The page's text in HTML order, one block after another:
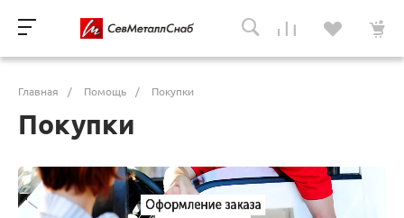
Главная / Помощь / Покупки
Покупки